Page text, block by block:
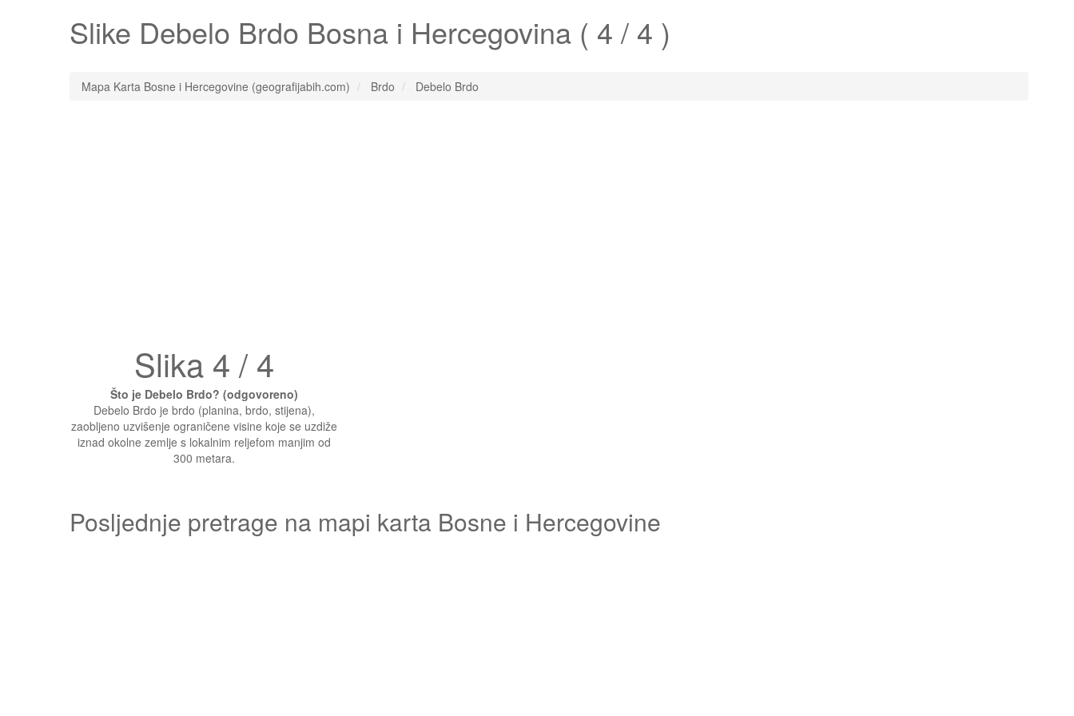
Slike Debelo Brdo Bosna i Hercegovina ( 4 / 4 )
Mapa Karta Bosne i Hercegovine (geografijabih.com) Brdo Debelo Brdo
Slika 4 / 4
Što je Debelo Brdo? (odgovoreno)
Debelo Brdo je brdo (planina, brdo, stijena),
zaobljeno uzvišenje ograničene visine koje se uzdiže
iznad okolne zemlje s lokalnim reljefom manjim od
300 metara.
Posljednje pretrage na mapi karta Bosne i Hercegovine